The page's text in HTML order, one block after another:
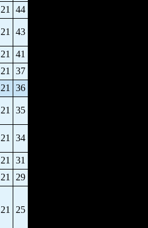
21 44
21 43
21
41
21
37
21 36
21 35
21 34
21
31
21 29
21 25